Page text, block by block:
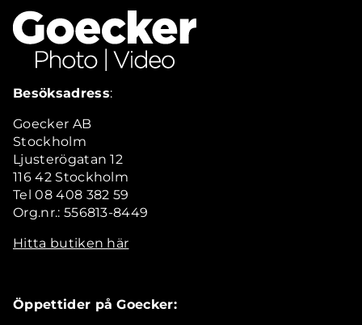
Besöksadress:
Goecker AB
Stockholm
Ljusterögatan 12
116 42 Stockholm
Tel 08 408 382 59
Org.nr.: 556813-8449
Hitta butiken här
Öppettider på Goecker: